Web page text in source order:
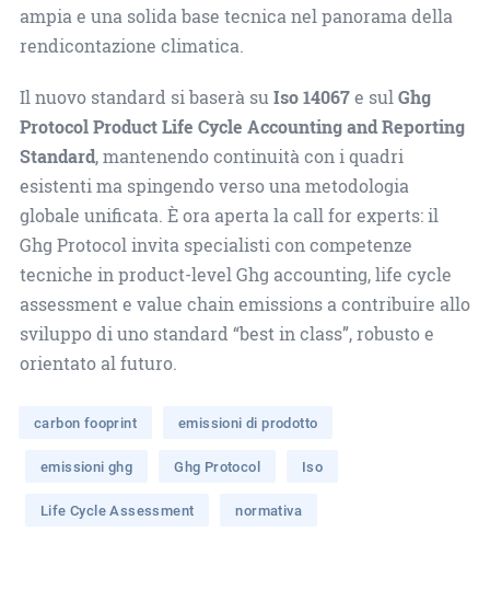
ampia e una solida base tecnica nel panorama della
rendicontazione climatica.
Il nuovo standard si baserà suIso 14067e sulGhg
Protocol Product Life Cycle Accounting and Reporting
Standard, mantenendo continuità con i quadri
esistenti ma spingendo verso una metodologia
globale unificata. È ora aperta la call for experts: il
Ghg Protocol invita specialisti con competenze
tecniche in product-level Ghg accounting, life cycle
assessment e value chain emissions a contribuire allo
sviluppo di uno standard “best in class”, robusto e
orientato al futuro.
carbon fooprint emissioni di prodotto
emissioni ghg Ghg Protocol Iso
Life Cycle Assessment normativa